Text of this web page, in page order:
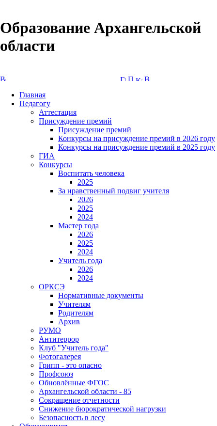
Образование Архангельской
области
Главная
Педагогу
Аттестация
Присуждение премий
Присуждение премий
Конкурсы на присуждение премий в 2026 году
Конкурсы на присуждение премий в 2025 году
ГИА
Конкурсы
Воспитать человека
2025
За нравственный подвиг учителя
2026
2025
2024
Мастер года
2026
2025
2024
Учитель года
2026
2024
ОРКСЭ
Нормативные документы
Учителям
Родителям
Архив
РУМО
Антитеррор
Клуб "Учитель года"
Фотогалерея
Грипп - это опасно
Профсоюз
Обновлённые ФГОС
Архангельской области - 85
Сокращение отчетности
Снижение бюрократической нагрузки
Безопасность в лесу